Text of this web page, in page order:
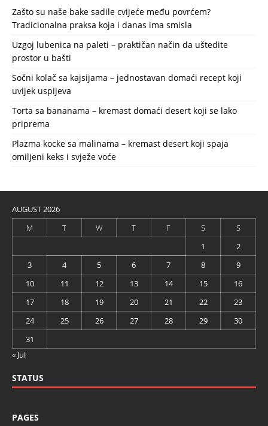
Zašto su naše bake sadile cvijeće među povrćem?
Tradicionalna praksa koja i danas ima smisla
Uzgoj lubenica na paleti – praktičan način da uštedite
prostor u bašti
Sočni kolač sa kajsijama – jednostavan domaći recept koji
uvijek uspijeva
Torta sa bananama – kremast domaći desert koji se lako
priprema
Plazma kocke sa malinama – kremast desert koji spaja
omiljeni keks i svježe voće
AUGUST 2026
M
T W T F S
S
1
2
3
4 5 6 7 8
9
10
11 12 13 14 15
16
17
18 19 20 21 22
23
24
25 26 27 28 29
30
31
« Jul
STATUS
PAGES